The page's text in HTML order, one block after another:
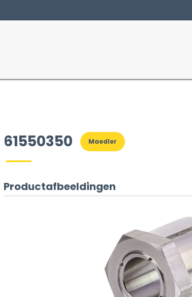
61550350 Maedler
Productafbeeldingen